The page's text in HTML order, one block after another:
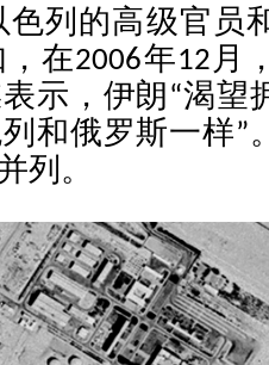
色列的高级官员
在2006年12⽉
示，伊朗“渴望
和俄罗斯⼀样”
列。